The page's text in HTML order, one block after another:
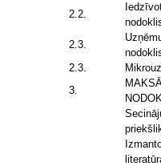
2.2.
2.3.
2.3.
3.